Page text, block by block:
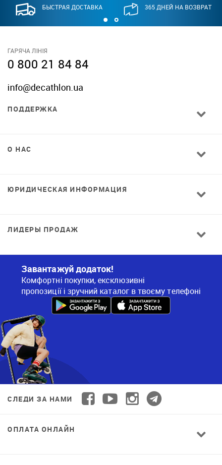
БЫСТРАЯ ДОСТАВКА 365 ДНЕЙ НА ВОЗВРАТ
ГАРЯЧА ЛІНІЯ
0 800 21 84 84
info@decathlon.ua
ПОДДЕРЖКА
О НАС
ЮРИДИЧЕСКАЯ ИНФОРМАЦИЯ
ЛИДЕРЫ ПРОДАЖ
Завантажуй додаток!
Комфортні покупки, ексклюзивні
пропозиції і зручний каталог в твоєму телефоні
СЛЕДИ ЗА НАМИ
ОПЛАТА ОНЛАЙН